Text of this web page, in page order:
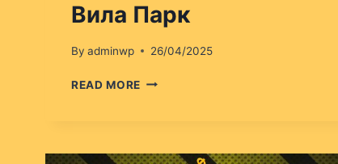
Вила Парк
By adminwp 26/04/2025
READ MORE ФАК